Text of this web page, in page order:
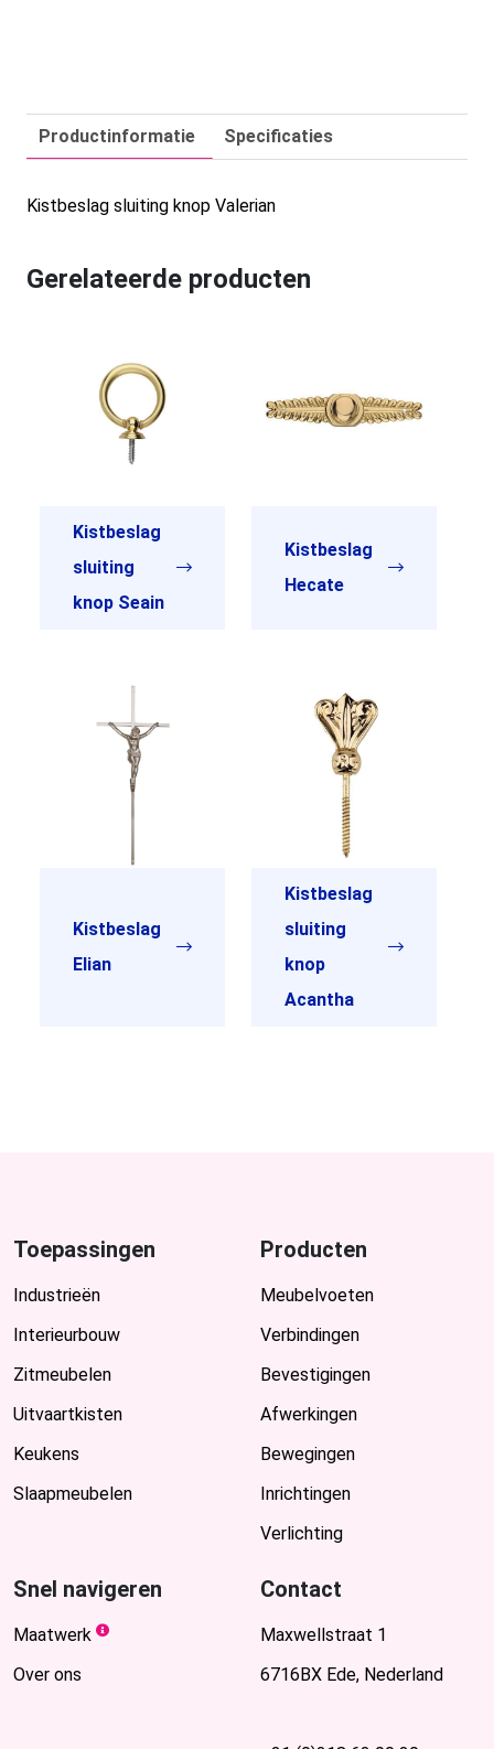
Productinformatie Specificaties
Kistbeslag sluiting knop Valerian
Gerelateerde producten
Kistbeslag
sluiting
knop Seain
Kistbeslag
Hecate
Kistbeslag
Elian
Kistbeslag
sluiting
knop
Acantha
Toepassingen
Industrieën
Interieurbouw
Zitmeubelen
Uitvaartkisten
Keukens
Slaapmeubelen
Producten
Meubelvoeten
Verbindingen
Bevestigingen
Afwerkingen
Bewegingen
Inrichtingen
Verlichting
Snel navigeren
Maatwerk
Over ons
Contact
Maxwellstraat 1
6716BX Ede, Nederland